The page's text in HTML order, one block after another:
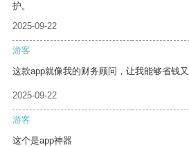
护。
2025-09-22
游客
这款app就像我的财务顾问，让我能够省钱又
2025-09-22
游客
这个是app神器